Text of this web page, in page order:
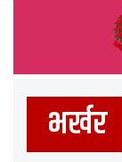
भर्खर